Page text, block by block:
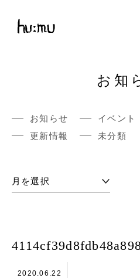
お知
お知らせ イベント
更新情報
未分類
2020.06.22